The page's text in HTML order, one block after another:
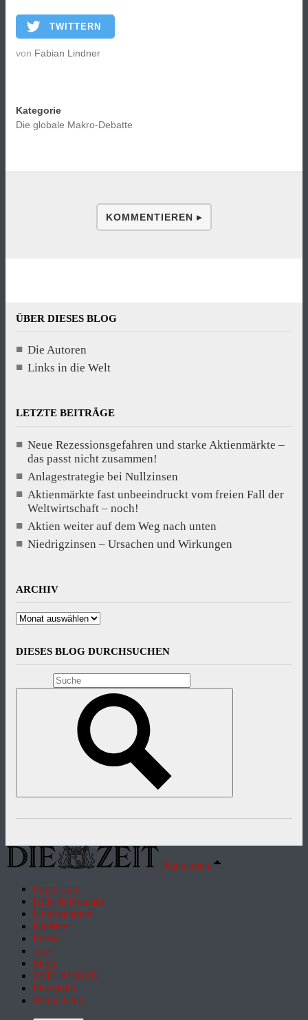
TWITTERN
von Fabian Lindner
Kategorie
Die globale Makro-Debatte
KOMMENTIEREN ▸
ÜBER DIESES BLOG
Die Autoren
Links in die Welt
LETZTE BEITRÄGE
Neue Rezessionsgefahren und starke Aktienmärkte –
das passt nicht zusammen!
Anlagestrategie bei Nullzinsen
Aktienmärkte fast unbeeindruckt vom freien Fall der
Weltwirtschaft – noch!
Aktien weiter auf dem Weg nach unten
Niedrigzinsen – Ursachen und Wirkungen
ARCHIV
Archiv
DIESES BLOG DURCHSUCHEN
Nach oben
Impressum
Hilfe & Kontakt
Unternehmen
Karriere
Presse
Jobs
Shop
ZEIT REISEN
Inserieren
Mediadaten